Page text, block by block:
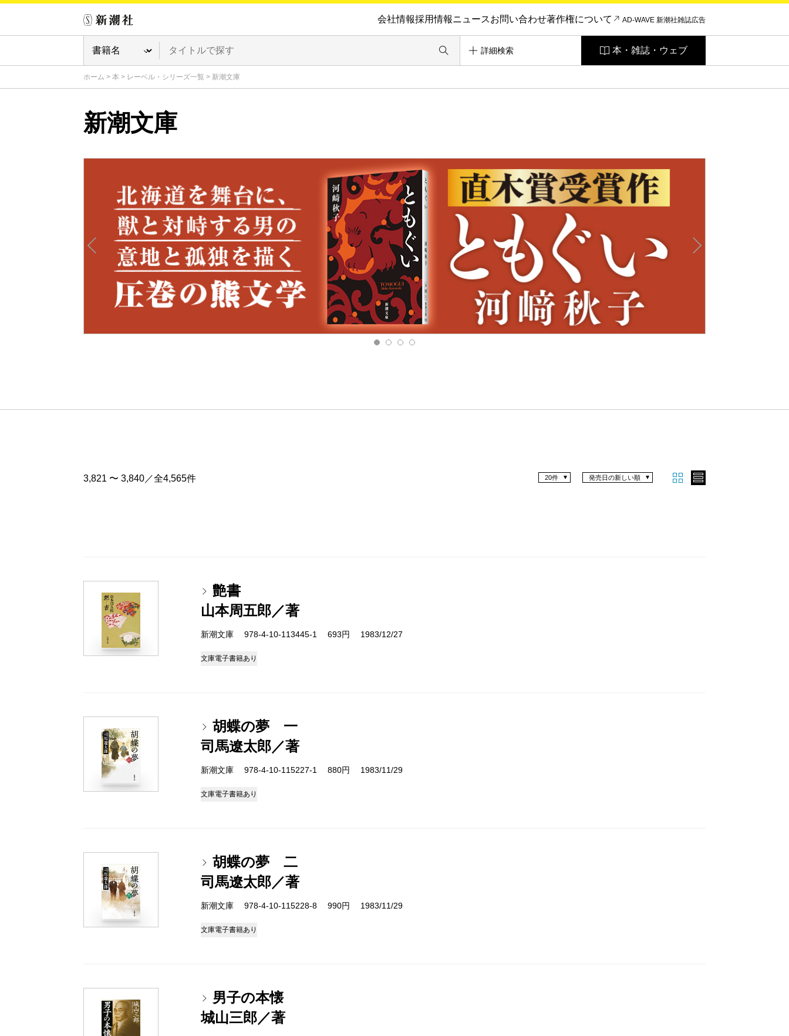
会社情報採用情報ニュースお問い合わせ著作権について AD-WAVE 新潮社雑誌広告
詳細検索 本・雑誌・ウェブ
ホーム > 本 > レーベル・シリーズ一覧 > 新潮文庫
新潮文庫
3,821 〜 3,840／全4,565件 発売日の新しい順
20件
艶書
山本周五郎／著
新潮文庫 978-4-10-113445-1 693円 1983/12/27
文庫電子書籍あり
胡蝶の夢 一
司馬遼太郎／著
新潮文庫 978-4-10-115227-1 880円 1983/11/29
文庫電子書籍あり
胡蝶の夢 二
司馬遼太郎／著
新潮文庫 978-4-10-115228-8 990円 1983/11/29
文庫電子書籍あり
男子の本懐
城山三郎／著